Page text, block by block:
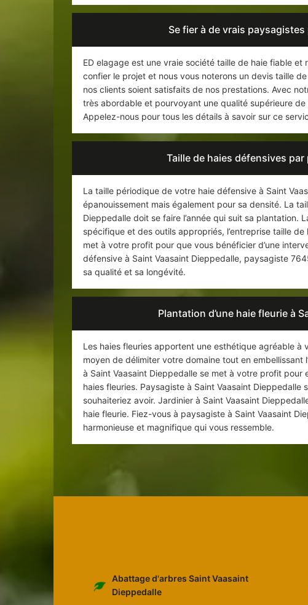
Se fier à de vrais
ED elagage est une vraie société taille de haie fiable et
confier le projet et nous vous noterons un devis taille
nos clients soient satisfaits de nos prestations. Avec
très abordable et pourvoyant une qualité supérieure
Appelez-nous pour tous les détails à savoir sur ce
Taille de haies défensives
La taille périodique de votre haie défensive à Saint
épanouissement mais également pour sa densité. La
Dieppedalle doit se faire l’année qui suit sa plantation.
spécifique et des outils appropriés, l’entreprise taille
met à votre profit pour que vous bénéficier d’une
défensive à Saint Vaasaint Dieppedalle, paysagiste
sa qualité et sa longévité.
Plantation d’une haie fleurie à
Les haies fleuries apportent une esthétique agréable à
moyen de délimiter votre domaine tout en embellissant
à Saint Vaasaint Dieppedalle se met à votre profit
haies fleuries. Paysagiste à Saint Vaasaint
souhaiteriez avoir. Jardinier à Saint Vaasaint
haie fleurie. Fiez-vous à paysagiste à Saint Vaasaint
harmonieuse et magnifique qui vous ressemble.
Abattage d'arbres Saint Vaasaint
Dieppedalle